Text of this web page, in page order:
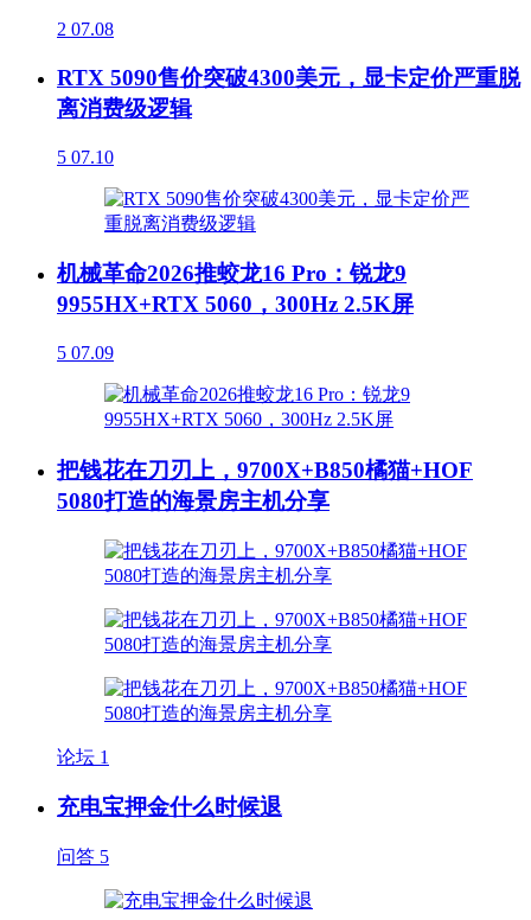
2 07.08
RTX 5090售价突破4300美元，显卡定价严重脱
离消费级逻辑
5 07.10
机械革命2026推蛟龙16 Pro：锐龙9
9955HX+RTX 5060，300Hz 2.5K屏
5 07.09
把钱花在刀刃上，9700X+B850橘猫+HOF
5080打造的海景房主机分享
论坛 1
充电宝押金什么时候退
问答 5